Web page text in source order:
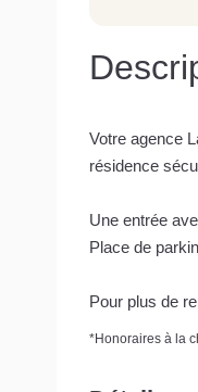
Votre agence
résidence
Une entrée
Place de
Pour plus de
*Honoraires à la